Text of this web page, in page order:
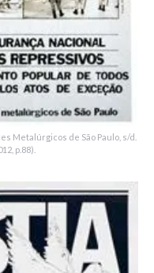
Metalúrgicos de São Paulo, s/d.
p.88).